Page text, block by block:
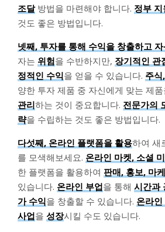
조달방법을 마련해야 합니다. 정부
것도 좋은 방법입니다.
넷째, 투자를 통해 수익을 창출하고
자는 위험을 수반하지만, 장기적인 관
정적인 수익을 얻을 수 있습니다. 주
양한 투자 제품 중 자신에게 맞는 제
관리하는 것이 중요합니다. 전문가의
략을 수립하는 것도 좋은 방법입니다.
다섯째, 온라인 플랫폼을 활용하여 새
를 모색해보세요. 온라인 마켓, 소셜
한 플랫폼을 활용하여 판매, 홍보, 마
있습니다. 온라인 부업을 통해 시간과
가 수익을 창출할 수 있습니다. 온라인
사업을 성장시킬 수도 있습니다.